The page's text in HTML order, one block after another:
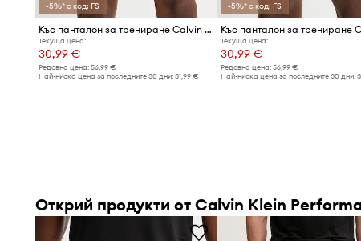
Плоските шевовеминимизират риска от протриване,
комфорта при носене
-5%* с код: FS
Къс панталон за трениране Calvin Klein Performance
Текуща цена:
30,99 €
Редовна цена: 56,99 €
Най-ниска цена за последните 30 дни: 31,99 €
-5%* с код: FS
Текуща цена:
30,99 €
Редовна цена:56,99 €
Най-ниска цена за последните 30 дни:
Открий продукти от Calvin Klein